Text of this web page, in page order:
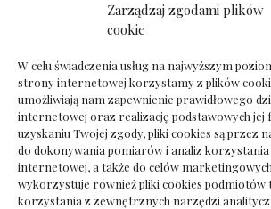
Zarządzaj zgodami plików
cookie
W celu świadczenia usług na najwyższym
strony internetowej korzystamy z plików
umożliwiają nam zapewnienie prawidłowego
internetowej oraz realizację podstawowych jej
uzyskaniu Twojej zgody, pliki cookies są przez
do dokonywania pomiarów i analiz
internetowej, a także do celów
wykorzystuje również pliki cookies podmiotów
korzystania z zewnętrznych narzędzi
Dokumenty do odbioru
Deska podłogowa do
pośpiechu